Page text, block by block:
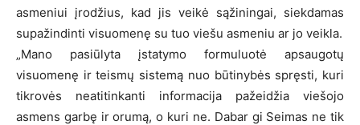
asmeniui įrodžius, kad jis veikė sąžiningai, siekdamas
supažindinti visuomenę su tuo viešu asmeniu ar jo veikla.
„Mano pasiūlyta įstatymo formuluotė apsaugotų
visuomenę ir teismų sistemą nuo būtinybės spręsti, kuri
tikrovės neatitinkanti informacija pažeidžia viešojo
asmens garbę ir orumą, o kuri ne. Dabar gi Seimas ne tik